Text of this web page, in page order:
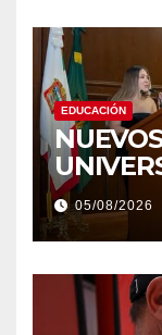
EDUCACIÓN
05/08/2026